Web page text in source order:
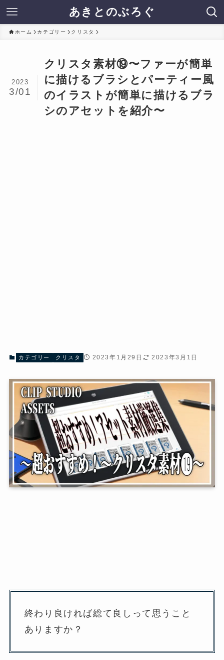
あきとのぶろぐ
ホーム カテゴリー クリスタ
クリスタ素材⑲〜ファーが簡単
に描けるブラシとパーティー風
のイラストが簡単に描けるブラ
シのアセットを紹介〜
2023
3/01
カテゴリー クリスタ 2023年1月29日 2023年3月1日
終わり良ければ総て良しって思うこと
ありますか？